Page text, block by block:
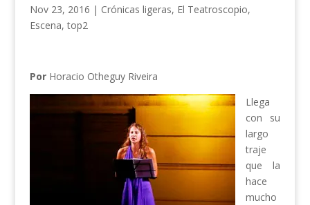
Nov 23, 2016 | Crónicas ligeras, El Teatroscopio,
Escena,top2
PorHoracio Otheguy Riveira
Llega
con su
largo
traje
que la
hace
mucho